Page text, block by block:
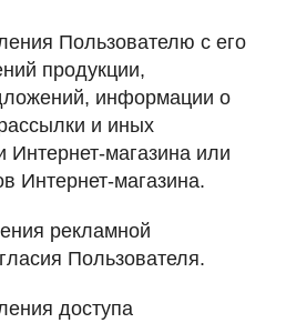
Пользователю с его
продукции,
информации о
и иных
Интернет-магазина или
Интернет-магазина.
рекламной
Пользователя.
доступа